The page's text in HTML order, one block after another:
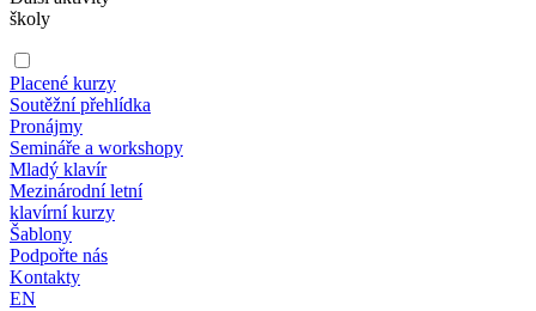
školy
Placené kurzy
Soutěžní přehlídka
Pronájmy
Semináře a workshopy
Mladý klavír
Mezinárodní letní
klavírní kurzy
Šablony
Podpořte nás
Kontakty
EN